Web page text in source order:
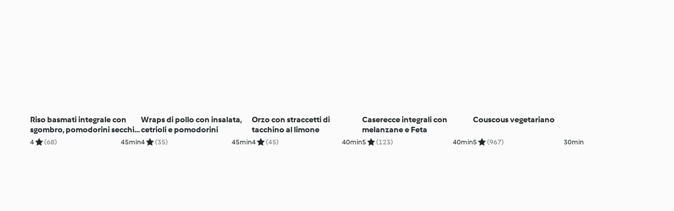
Riso basmati integrale con
sgombro, pomodorini secchi e
pistacchi
4 (68) 45min
Wraps di pollo con insalata,
cetrioli e pomodorini
4 (35) 45min
Orzo con straccetti di
tacchino al limone
4 (45) 40min
Caserecce integrali con
melanzane e Feta
5 (123) 40min
Couscous vegetariano
5 (967) 30min